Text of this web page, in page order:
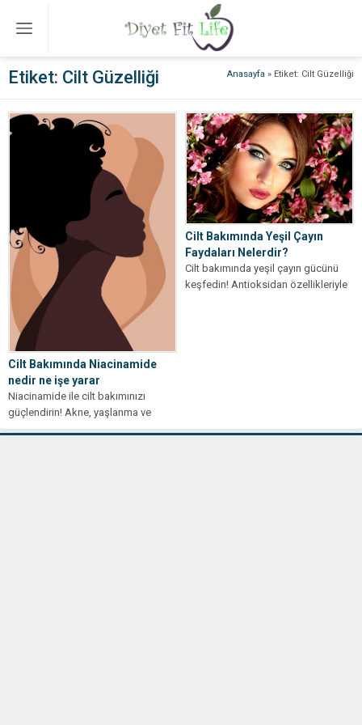
Anasayfa » Etiket: Cilt Güzelliği
Etiket: Cilt Güzelliği
Cilt Bakımında Niacinamide
nedir ne işe yarar
Niacinamide ile cilt bakımınızı
güçlendirin! Akne, yaşlanma ve
pigmentasyon sorunlarına karşı
Cilt Bakımında Yeşil Çayın
Faydaları Nelerdir?
Cilt bakımında yeşil çayın gücünü
keşfedin! Antioksidan özellikleriyle